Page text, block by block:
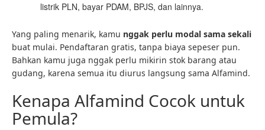
listrik PLN, bayar PDAM, BPJS, dan lainnya.
Yang paling menarik, kamu nggak perlu modal sama sekali
buat mulai. Pendaftaran gratis, tanpa biaya sepeser pun.
Bahkan kamu juga nggak perlu mikirin stok barang atau
gudang, karena semua itu diurus langsung sama Alfamind.
Kenapa Alfamind Cocok untuk
Pemula?